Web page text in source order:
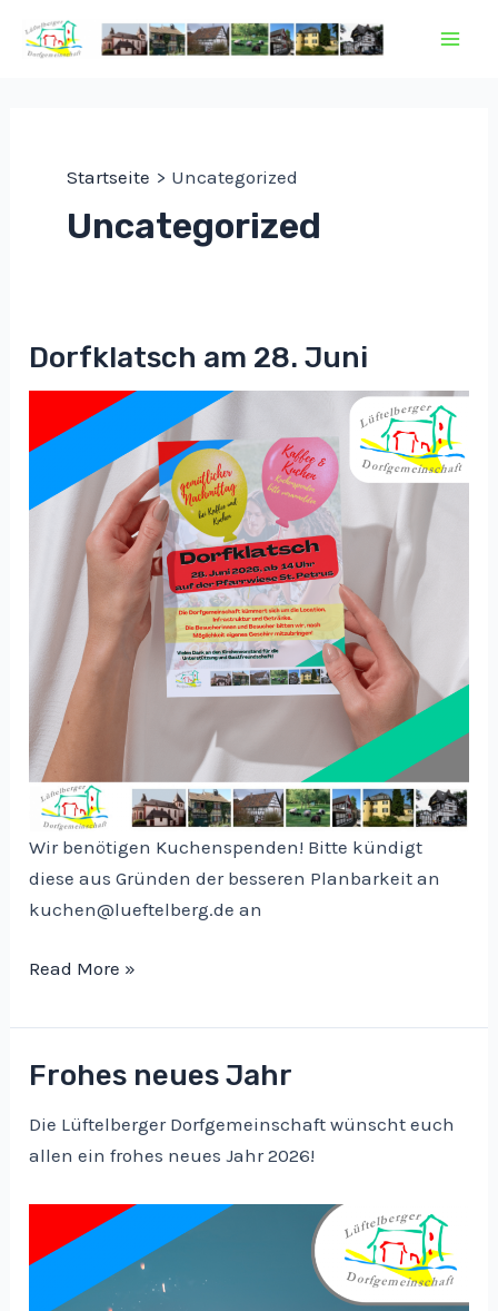
Inhalt
Startseite Uncategorized
Uncategorized
Dorfklatsch am 28. Juni
Wir benötigen Kuchenspenden! Bitte kündigt
diese aus Gründen der besseren Planbarkeit an
kuchen@lueftelberg.de an
Dorfklatsch
28.
Juni
Read More »
Frohes neues Jahr
Die Lüftelberger Dorfgemeinschaft wünscht euch
allen ein frohes neues Jahr 2026!